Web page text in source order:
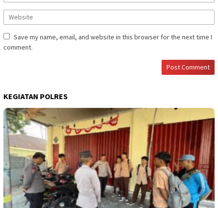
Save my name, email, and website in this browser for the next time I
comment.
KEGIATAN POLRES